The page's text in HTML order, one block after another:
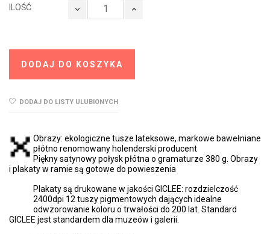
ILOŚĆ
DODAJ DO KOSZYKA
DODAJ DO LISTY ULUBIONYCH
Obrazy: ekologiczne tusze lateksowe, markowe bawełniane
płótno renomowany holenderski producent
Piękny satynowy połysk płótna o gramaturze 380 g. Obrazy
i plakaty w ramie są gotowe do powieszenia
Plakaty są drukowane w jakości GICLEE: rozdzielczość
2400dpi 12 tuszy pigmentowych dających idealne
odwzorowanie koloru o trwałości do 200 lat. Standard
GICLEE jest standardem dla muzeów i galerii.